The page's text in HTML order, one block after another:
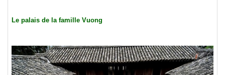
Le palais de la famille Vuong